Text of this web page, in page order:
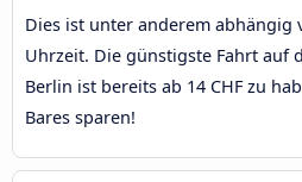
Dies ist unter anderem abhängig
Uhrzeit. Die günstigste Fahrt auf
Berlin ist bereits ab 14 CHF zu
Bares sparen!